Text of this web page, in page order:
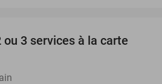
39%
3 services à la carte